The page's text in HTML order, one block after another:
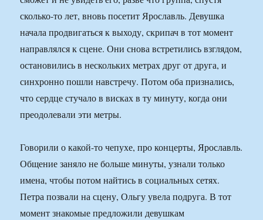
сколько-то лет, вновь посетит Ярославль. Девушка
начала продвигаться к выходу, скрипач в тот момент
направлялся к сцене. Они снова встретились взглядом,
остановились в нескольких метрах друг от друга, и
синхронно пошли навстречу. Потом оба признались,
что сердце стучало в висках в ту минуту, когда они
преодолевали эти метры.
Говорили о какой-то чепухе, про концерты, Ярославль.
Общение заняло не больше минуты, узнали только
имена, чтобы потом найтись в социальных сетях.
Петра позвали на сцену, Ольгу увела подруга. В тот
момент знакомые предложили девушкам